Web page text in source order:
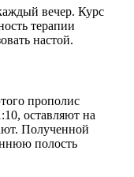
вечер. Курс
терапии
настой.
прополис
оставляют на
Полученной
полость